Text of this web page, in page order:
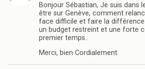
Bonjour Sébastian, Je suis dans
être sur Genève, comment
face difficile et faire la
un budget restreint et une forte
premier temps..
Merci, bien Cordialement.